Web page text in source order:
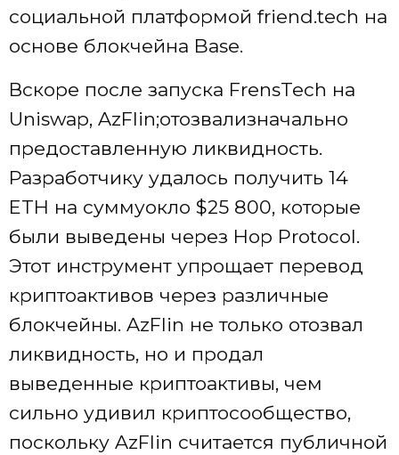
социальной платформой friend.tech на
основе блокчейна Base.
Вскоре после запуска FrensTech на
Uniswap, AzFlin;отозвализначально
предоставленную ликвидность.
Разработчику удалось получить 14
ETH на суммуокло $25 800, которые
были выведены через Hop Protocol.
Этот инструмент упрощает перевод
криптоактивов через различные
блокчейны. AzFlin не только отозвал
ликвидность, но и продал
выведенные криптоактивы, чем
сильно удивил криптосообщество,
поскольку AzFlin считается публичной